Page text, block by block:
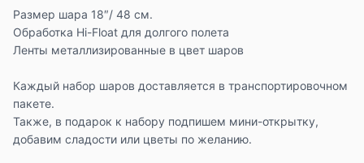
Размер шара 18″/ 48 см.
Обработка Hi-Float для долгого полета
Ленты металлизированные в цвет шаров
Каждый набор шаров доставляется в транспортировочном
пакете.
Также, в подарок к набору подпишем мини-открытку,
добавим сладости или цветы по желанию.